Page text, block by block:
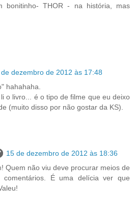
bonitinho- THOR - na história, mas
de dezembro de 2012 às 17:48
hahahaha.
o livro... é o tipo de filme que eu deixo
(muito disso por não gostar da KS).
15 de dezembro de 2012 às 18:36
Quem não viu deve procurar meios de
É uma delícia ver que